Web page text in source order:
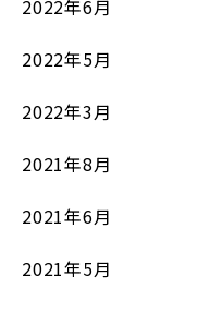
2022年6月
2022年5月
2022年3月
2021年8月
2021年6月
2021年5月